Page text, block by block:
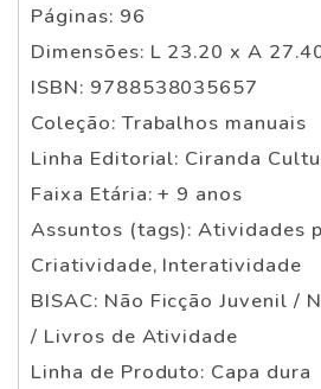
Páginas: 96
Dimensões: L 23.20 x A
ISBN: 9788538035657
Coleção: Trabalhos manuais
Linha Editorial: Ciranda
Faixa Etária: + 9 anos
Assuntos (tags): Atividades
Criatividade, Interatividade
BISAC: Não Ficção Juvenil /
/ Livros de Atividade
Linha de Produto: Capa dura